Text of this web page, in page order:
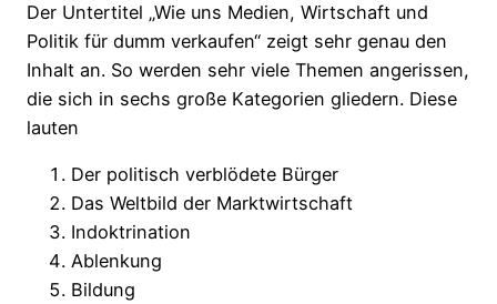
Der Untertitel „Wie uns Medien, Wirtschaft und
Politik für dumm verkaufen“ zeigt sehr genau den
Inhalt an. So werden sehr viele Themen angerissen,
die sich in sechs große Kategorien gliedern. Diese
lauten
Der politisch verblödete Bürger
Das Weltbild der Marktwirtschaft
Indoktrination
Ablenkung
Bildung